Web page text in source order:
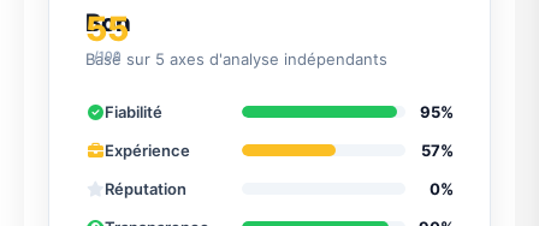
55
/100
Bon
Basé sur 5 axes d'analyse indépendants
Fiabilité
95%
Expérience
57%
Réputation
0%